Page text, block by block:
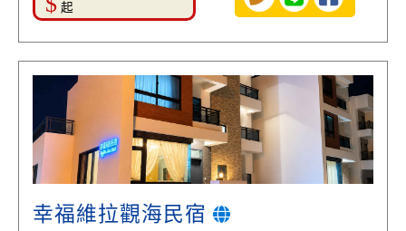
起
幸福維拉觀海民宿